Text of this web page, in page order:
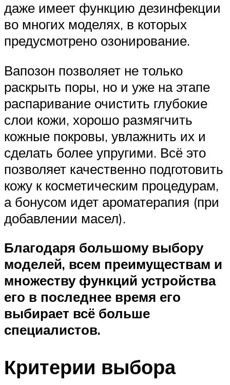
даже имеет функцию дезинфекции
во многих моделях, в которых
предусмотрено озонирование.
Вапозон позволяет не только
раскрыть поры, но и уже на этапе
распаривание очистить глубокие
слои кожи, хорошо размягчить
кожные покровы, увлажнить их и
сделать более упругими. Всё это
позволяет качественно подготовить
кожу к косметическим процедурам,
а бонусом идет ароматерапия (при
добавлении масел).
Благодаря большому выбору
моделей, всем преимуществам и
множеству функций устройства
его в последнее время его
выбирает всё больше
специалистов.
Критерии выбора